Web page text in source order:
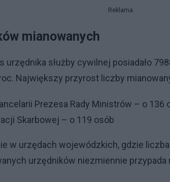
Reklama
mianowanych
urzędnika służby cywilnej posiadało
Największy przyrost liczby
Prezesa Rady Ministrów – o 136
Skarbowej – o 119 osób
w urzędach wojewódzkich, gdzie
urzędników niezmiennie